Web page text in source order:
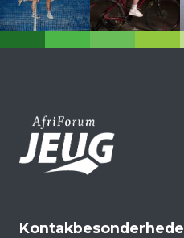
Kontakbesonderhede